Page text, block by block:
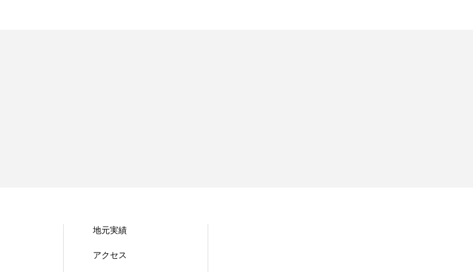
地元実績
アクセス